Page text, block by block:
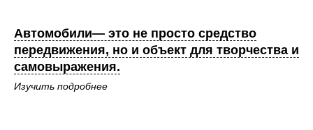
Автомобили— это не просто средство
передвижения, но и объект для творчества и
самовыражения.
Изучить подробнее